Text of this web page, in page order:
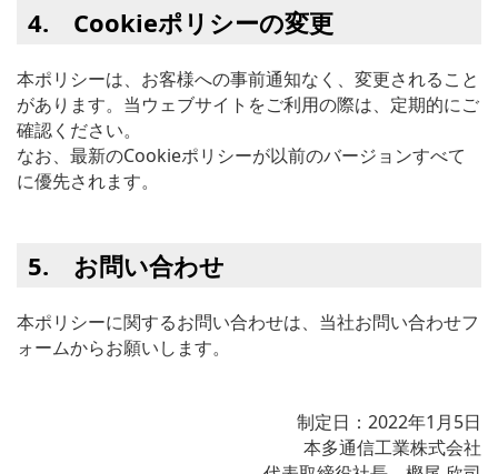
4. Cookieポリシーの変更
本ポリシーは、お客様への事前通知なく、変更されること
があります。当ウェブサイトをご利用の際は、定期的にご
確認ください。
なお、最新のCookieポリシーが以前のバージョンすべて
に優先されます。
5. お問い合わせ
本ポリシーに関するお問い合わせは、当社お問い合わせフ
ォームからお願いします。
制定日：2022年1月5日
本多通信工業株式会社